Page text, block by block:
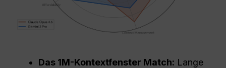
Das 1M-Kontextfenster Match: Lange